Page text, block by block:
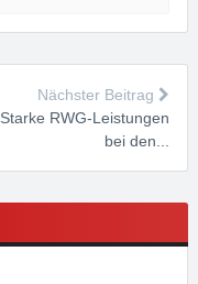
Nächster Beitrag
Starke RWG-Leistungen
bei den...